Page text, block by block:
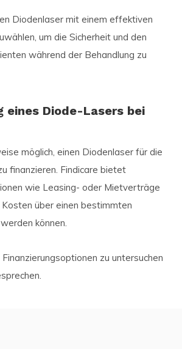
Diodenlaser mit einem effektiven
um die Sicherheit und den
während der Behandlung zu
eines Diode-Lasers bei
möglich, einen Diodenlaser für die
finanzieren. Findicare bietet
wie Leasing- oder Mietverträge
über einen bestimmten
können.
zu untersuchen